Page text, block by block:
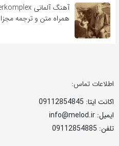
همراه متن و ترجمه مجزا
اطلاعات تماس:
اکانت ایتا: 09112854845
ایمیل: info@melod.ir
تلفن: 09112854885